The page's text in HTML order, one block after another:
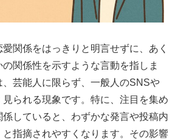
関係をはっきりと明言せずに、あく
関係性を示すような言動を指しま
芸能人に限らず、一般人のSNSや
られる現象です。特に、注目を集め
していると、わずかな発言や投稿内
指摘されやすくなります。その影響